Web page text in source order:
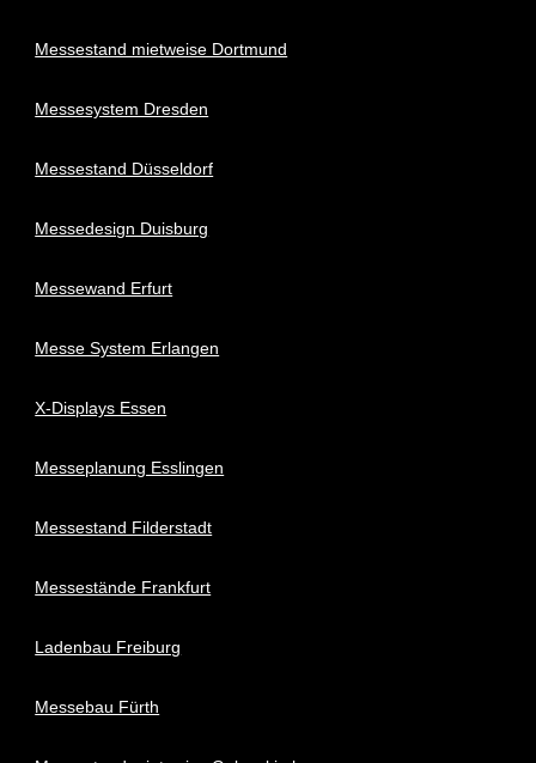
Messestand mietweise Dortmund
Messesystem Dresden
Messestand Düsseldorf
Messedesign Duisburg
Messewand Erfurt
Messe System Erlangen
X-Displays Essen
Messeplanung Esslingen
Messestand Filderstadt
Messestände Frankfurt
Ladenbau Freiburg
Messebau Fürth